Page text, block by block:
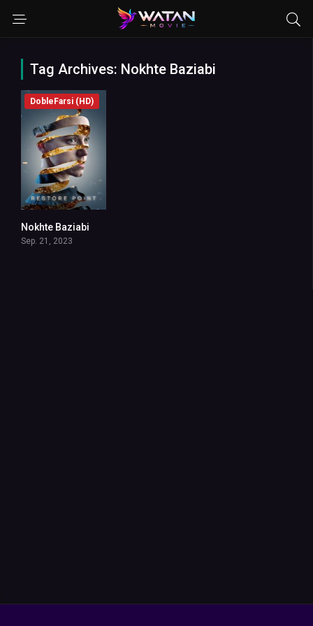
Tag Archives: Nokhte Baziabi
DobleFarsi (HD)
Nokhte Baziabi
Sep. 21, 2023